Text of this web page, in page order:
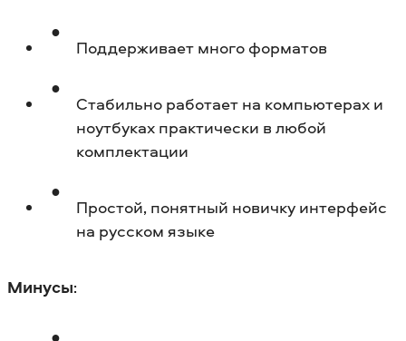
Поддерживает много форматов
Стабильно работает на компьютерах и
ноутбуках практически в любой
комплектации
Простой, понятный новичку интерфейс
на русском языке
Минусы: